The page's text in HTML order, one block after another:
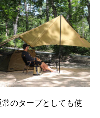
のタープとしても使